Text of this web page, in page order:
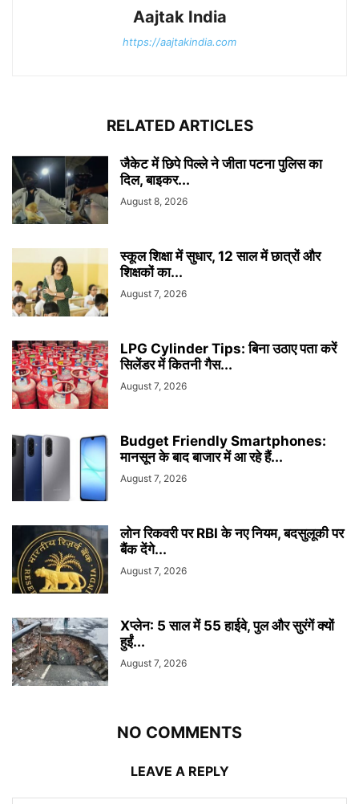
Aajtak India
https://aajtakindia.com
RELATED ARTICLES
जैकेट में छिपे पिल्ले ने जीता पटना पुलिस का
दिल, बाइकर...
August 8, 2026
स्कूल शिक्षा में सुधार, 12 साल में छात्रों और
शिक्षकों का...
August 7, 2026
LPG Cylinder Tips: बिना उठाए पता करें
सिलेंडर में कितनी गैस...
August 7, 2026
Budget Friendly Smartphones:
मानसून के बाद बाजार में आ रहे हैं...
August 7, 2026
लोन रिकवरी पर RBI के नए नियम, बदसुलूकी पर
बैंक देंगे...
August 7, 2026
Xप्लेन: 5 साल में 55 हाईवे, पुल और सुरंगें क्यों
हुईं...
August 7, 2026
NO COMMENTS
LEAVE A REPLY